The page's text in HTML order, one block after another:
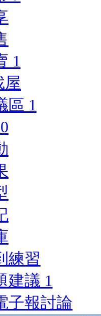
1
區 1
練習
建議 1
子報討論